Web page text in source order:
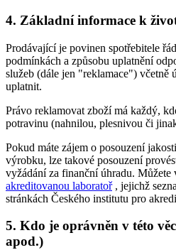
4. Základní informace k
Prodávající je povinen spotřebitele
podmínkách a způsobu uplatnění
služeb (dále jen "reklamace") včetně
uplatnit.
Právo reklamovat zboží má každý,
potravinu (nahnilou, plesnivou či
Pokud máte zájem o posouzení
výrobku, lze takové posouzení
vyžádání za finanční úhradu.
akreditovanou laboratoř, jejichž
stránkách Českého institutu pro
5. Kdo je oprávněn v této
apod.)